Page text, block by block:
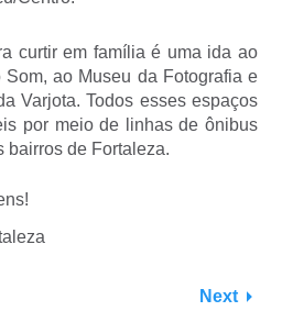
curtir em família é uma ida ao
Som, ao Museu da Fotografia e
Varjota. Todos esses espaços
por meio de linhas de ônibus
bairros de Fortaleza.
Next